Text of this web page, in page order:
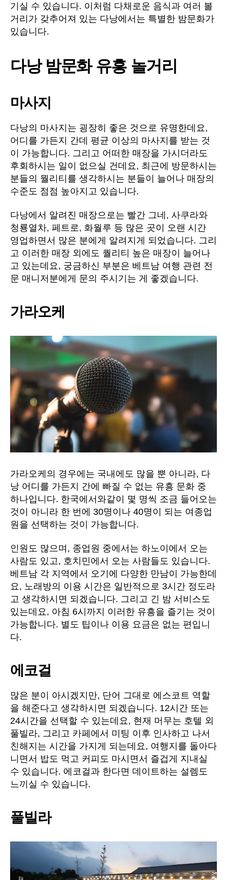
기실 수 있습니다. 이처럼 다채로운 음식과 여러 볼
거리가 갖추어져 있는 다낭에서는 특별한 밤문화가
있습니다.
다낭 밤문화 유흥 놀거리
마사지
다낭의 마사지는 굉장히 좋은 것으로 유명한데요,
어디를 가든지 간데 평균 이상의 마사지를 받는 것
이 가능합니다. 그리고 어떠한 매장을 가시더라도
후회하시는 일이 없으실 건데요, 최근에 방문하시는
분들의 뭘리티를 생각하시는 분들이 늘어나 매장의
수준도 점점 높아지고 있습니다.
다낭에서 알려진 매장으로는 빨간 그네, 사쿠라와
청룡열차, 페트로, 화월루 등 많은 곳이 오랜 시간
영업하면서 많은 분에게 알려지게 되었습니다. 그리
고 이러한 매장 외에도 퀄리티 높은 매장이 늘어나
고 있는데요, 궁금하신 부분은 베트남 여행 관련 전
문 매니저분에게 문의 주시기는 게 좋겠습니다.
가라오케
가라오케의 경우에는 국내에도 많을 뿐 아니라, 다
낭 어디를 가든지 간에 빠질 수 없는 유흥 문화 중
하나입니다. 한국에서와같이 몇 명씩 조금 들어오는
것이 아니라 한 번에 30명이나 40명이 되는 여종업
원을 선택하는 것이 가능합니다.
인원도 많으며, 종업원 중에서는 하노이에서 오는
사람도 있고, 호치민에서 오는 사람들도 있습니다.
베트남 각 지역에서 오기에 다양한 만남이 가능한데
요, 노래방의 이용 시간은 일반적으로 3시간 정도라
고 생각하시면 되겠습니다. 그리고 긴 밤 서비스도
있는데요, 아침 6시까지 이러한 유흥을 즐기는 것이
가능합니다. 별도 팁이나 이용 요금은 없는 편입니
다.
에코걸
많은 분이 아시겠지만, 단어 그대로 에스코트 역할
을 해준다고 생각하시면 되겠습니다. 12시간 또는
24시간을 선택할 수 있는데요, 현재 머무는 호텔 외
풀빌라, 그리고 카페에서 미팅 이후 인사하고 나서
친해지는 시간을 가지게 되는데요, 여행지를 돌아다
니면서 밥도 먹고 커피도 마시면서 즐겁게 지내실
수 있습니다. 에코걸과 한다면 데이트하는 설렘도
느끼실 수 있습니다.
풀빌라